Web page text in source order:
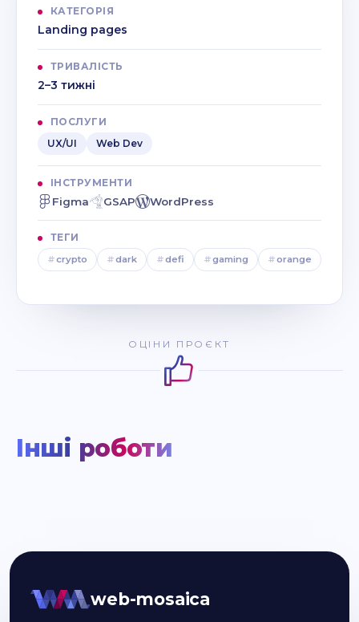
КАТЕГОРІЯ
Landing pages
ТРИВАЛІСТЬ
2–3 тижні
ПОСЛУГИ
UX/UI
Web Dev
ІНСТРУМЕНТИ
Figma GSAP WordPress
ТЕГИ
#crypto #dark #defi #gaming #orange
ОЦІНИ ПРОЄКТ
Інші роботи
web-mosaica